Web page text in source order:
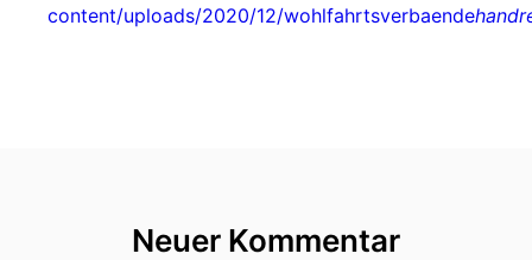
content/uploads/2020/12/wohlfahrtsverbaende
Neuer Kommentar